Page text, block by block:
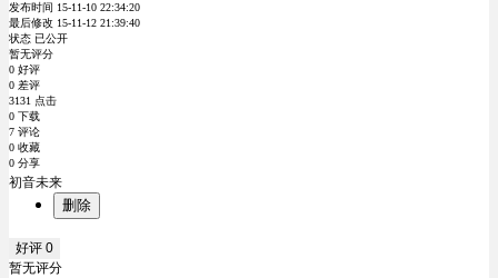
发布时间 15-11-10 22:34:20
最后修改 15-11-12 21:39:40
状态 已公开
暂无评分
0 好评
0 差评
3131 点击
0 下载
7 评论
0 收藏
0 分享
初音未来
删除
好评 0
暂无评分